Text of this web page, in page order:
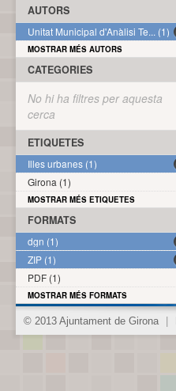
AUTORS
Unitat Municipal d'Anàlisi Te... (1)
MOSTRAR MÉS AUTORS
CATEGORIES
No hi ha filtres per aquesta
cerca
ETIQUETES
Illes urbanes (1)
Girona (1)
MOSTRAR MÉS ETIQUETES
FORMATS
dgn (1)
ZIP (1)
PDF (1)
MOSTRAR MÉS FORMATS
© 2013 Ajuntament de Girona